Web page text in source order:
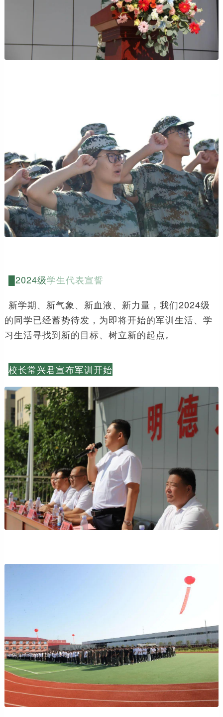
█2024级学生代表宣誓
新学期、新气象、新血液、新力量，我们2024级
的同学已经蓄势待发，为即将开始的军训生活、学
习生活寻找到新的目标、树立新的起点。
校长常兴君宣布军训开始